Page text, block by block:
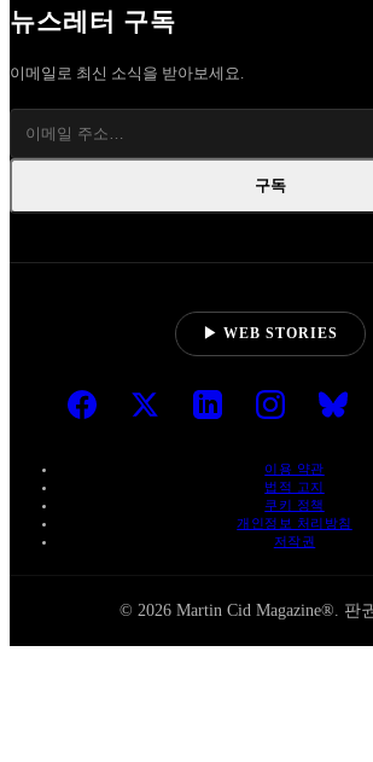
뉴스레터 구독
이메일로 최신 소식을 받아보세요.
구독
▶ WEB STORIES
이용 약관
법적 고지
쿠키 정책
개인정보 처리방침
저작권
© 2026 Martin Cid Magazine®. 판